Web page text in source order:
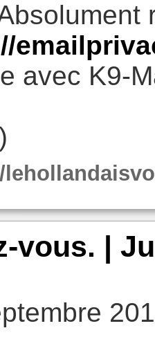
avec K9-
vous. |